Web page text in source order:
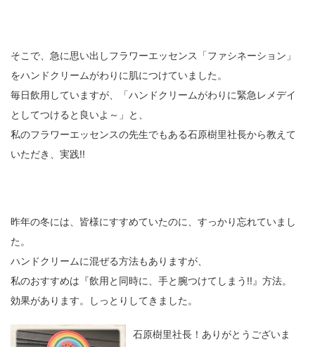
そこで、急に思い出しフラワーエッセンス「ファシネーション」
をハンドクリームがわりに肌につけていました。
毎日飲用していますが、「ハンドクリームがわりに緊急レメデイ
としてつけると良いよ～」と、
私のフラワーエッセンスの先生でもある石原樹里社長から教えて
いただき、実践!!
昨年の冬には、皆様にすすめていたのに、すっかり忘れていまし
た。
ハンドクリームに混ぜる方法もありますが、
私のおすすめは『飲用と同時に、手と腕つけてしまう!!』方法。
効果があります。しっとりしてきました。
石原樹里社長！ありがとうございま